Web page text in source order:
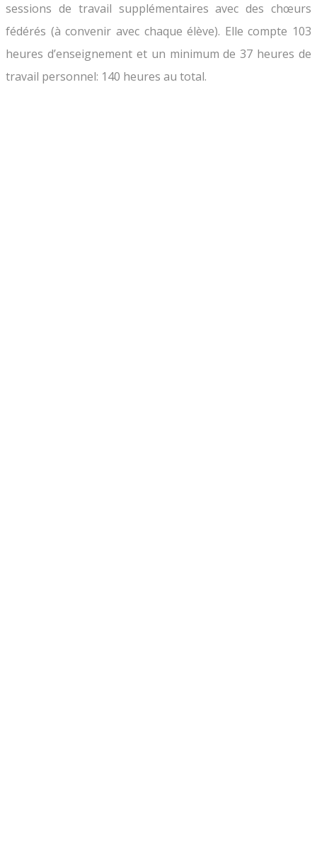
sessions de travail supplémentaires avec des chœurs
fédérés (à convenir avec chaque élève). Elle compte 103
heures d’enseignement et un minimum de 37 heures de
travail personnel: 140 heures au total.